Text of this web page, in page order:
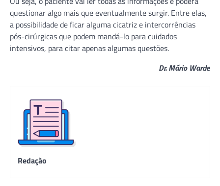
questionar algo mais que eventualmente surgir. Entre elas,
a possibilidade de ficar alguma cicatriz e intercorrências
pós-cirúrgicas que podem mandá-lo para cuidados
intensivos, para citar apenas algumas questões.
Dr. Mário Warde
Redação